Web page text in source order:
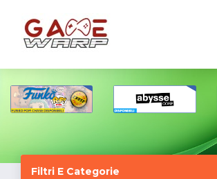
Filtri E Categorie